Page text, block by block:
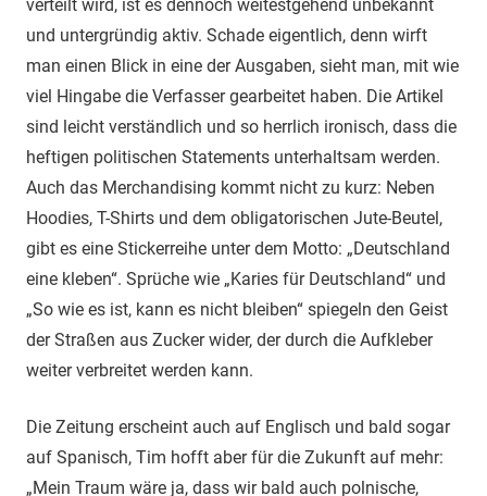
verteilt wird, ist es dennoch weitestgehend unbekannt
und untergründig aktiv. Schade eigentlich, denn wirft
man einen Blick in eine der Ausgaben, sieht man, mit wie
viel Hingabe die Verfasser gearbeitet haben. Die Artikel
sind leicht verständlich und so herrlich ironisch, dass die
heftigen politischen Statements unterhaltsam werden.
Auch das Merchandising kommt nicht zu kurz: Neben
Hoodies, T-Shirts und dem obligatorischen Jute-Beutel,
gibt es eine Stickerreihe unter dem Motto: „Deutschland
eine kleben“. Sprüche wie „Karies für Deutschland“ und
„So wie es ist, kann es nicht bleiben“ spiegeln den Geist
der Straßen aus Zucker wider, der durch die Aufkleber
weiter verbreitet werden kann.
Die Zeitung erscheint auch auf Englisch und bald sogar
auf Spanisch, Tim hofft aber für die Zukunft auf mehr:
„Mein Traum wäre ja, dass wir bald auch polnische,